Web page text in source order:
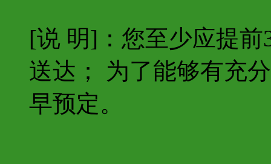
[说 明]：您至少应提
送达； 为了能够有充
早预定。